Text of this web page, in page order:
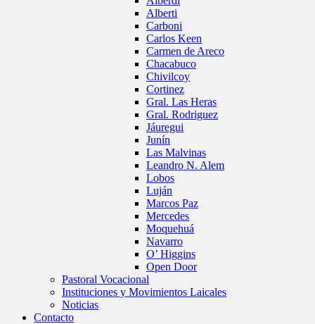
Alberti
Carboni
Carlos Keen
Carmen de Areco
Chacabuco
Chivilcoy
Cortinez
Gral. Las Heras
Gral. Rodriguez
Jáuregui
Junín
Las Malvinas
Leandro N. Alem
Lobos
Luján
Marcos Paz
Mercedes
Moquehuá
Navarro
O’ Higgins
Open Door
Pastoral Vocacional
Instituciones y Movimientos Laicales
Noticias
Contacto